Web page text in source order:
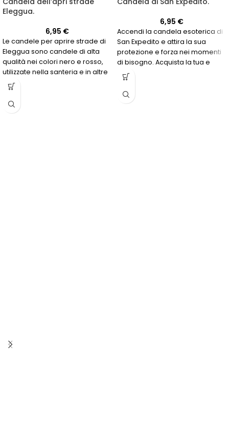
Eleggua.
6,95 €
Le candele per aprire strade di
Eleggua sono candele di alta
qualità nei colori nero e rosso,
utilizzate nella santeria e in altre
tradizioni spirituali per
connettersi con l'energia
protettiva e guida dell'orisha
6,95 €
Accendi la candela esoterica di
San Expedito e attira la sua
protezione e forza nei momenti
di bisogno. Acquista la tua e
scopri di più su questa potente
candela colorata di rosso e
verde!